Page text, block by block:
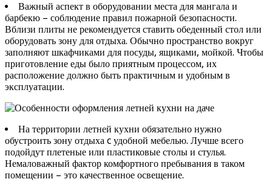
Важный аспект в оборудовании места для мангала и
барбекю – соблюдение правил пожарной безопасности.
Вблизи плиты не рекомендуется ставить обеденный стол или
оборудовать зону для отдыха. Обычно пространство вокруг
заполняют шкафчиками для посуды, ящиками, мойкой. Чтобы
приготовление еды было приятным процессом, их
расположение должно быть практичным и удобным в
эксплуатации.
На территории летней кухни обязательно нужно
обустроить зону отдыха c удобной мебелью. Лучше всего
подойдут плетеные или пластиковые столы и стулья.
Немаловажный фактор комфортного пребывания в таком
помещении – это качественное освещение.